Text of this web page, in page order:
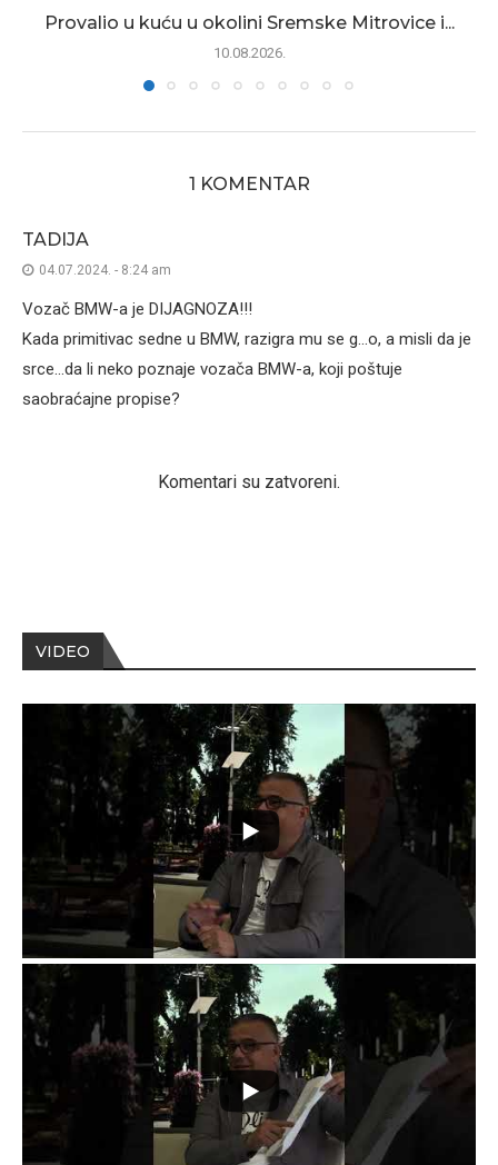
Provalio u kuću u okolini Sremske Mitrovice i...
10.08.2026.
1 KOMENTAR
TADIJA
04.07.2024. - 8:24 am
Vozač BMW-a je DIJAGNOZA!!!
Kada primitivac sedne u BMW, razigra mu se g…o, a misli da je
srce…da li neko poznaje vozača BMW-a, koji poštuje
saobraćajne propise?
Komentari su zatvoreni.
VIDEO